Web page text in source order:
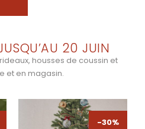
20 JUIN
housses de coussin et
et en magasin.
-30%
-30%